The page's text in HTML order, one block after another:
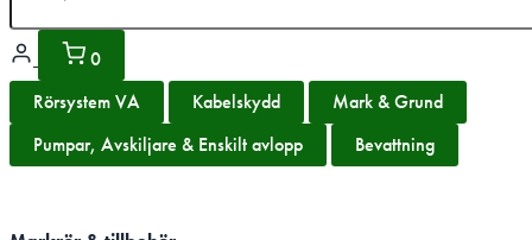
0
Rörsystem VA
Kabelskydd
Mark & Grund
Pumpar, Avskiljare & Enskilt avlopp
Bevattning